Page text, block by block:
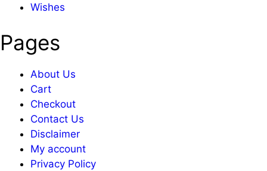
Wishes
Pages
About Us
Cart
Checkout
Contact Us
Disclaimer
My account
Privacy Policy